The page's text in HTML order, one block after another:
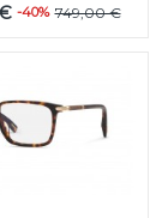
-40% 749,00 €